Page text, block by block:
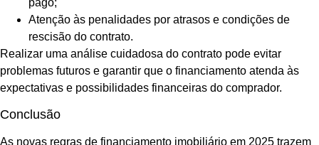
pago;
Atenção às penalidades por atrasos e condições de
rescisão do contrato.
Realizar uma análise cuidadosa do contrato pode evitar
problemas futuros e garantir que o financiamento atenda às
expectativas e possibilidades financeiras do comprador.
Conclusão
As novas regras de financiamento imobiliário em 2025 trazem